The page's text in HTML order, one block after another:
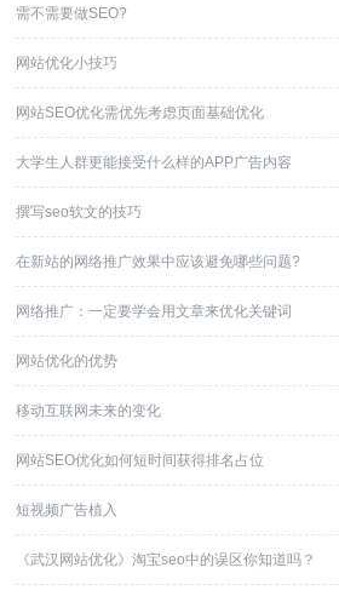
需不需要做SEO?
网站优化小技巧
网站SEO优化需优先考虑页面基础优化
大学生人群更能接受什么样的APP广告内容
撰写seo软文的技巧
在新站的网络推广效果中应该避免哪些问题?
网络推广：一定要学会用文章来优化关键词
网站优化的优势
移动互联网未来的变化
网站SEO优化如何短时间获得排名占位
短视频广告植入
《武汉网站优化》淘宝seo中的误区你知道吗？